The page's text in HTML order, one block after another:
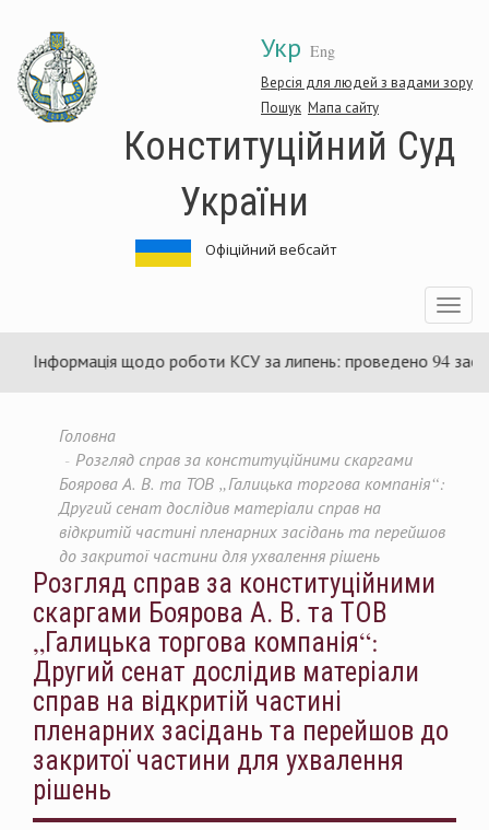
основного
матеріалу
Укр Eng
Версія для людей з вадами зору
Пошук Мапа сайту
Конституційний Суд
України
Офіційний вебсайт
Toggle
щодо роботи КСУ за липень: проведено 94 засідання
Головна
Розгляд справ за конституційними скаргами
Боярова А. В. та ТОВ „Галицька торгова компанія“:
Другий сенат дослідив матеріали справ на
відкритій частині пленарних засідань та перейшов
до закритої частини для ухвалення рішень
Розгляд справ за конституційними
скаргами Боярова А. В. та ТОВ
„Галицька торгова компанія“:
Другий сенат дослідив матеріали
справ на відкритій частині
пленарних засідань та перейшов до
закритої частини для ухвалення
рішень